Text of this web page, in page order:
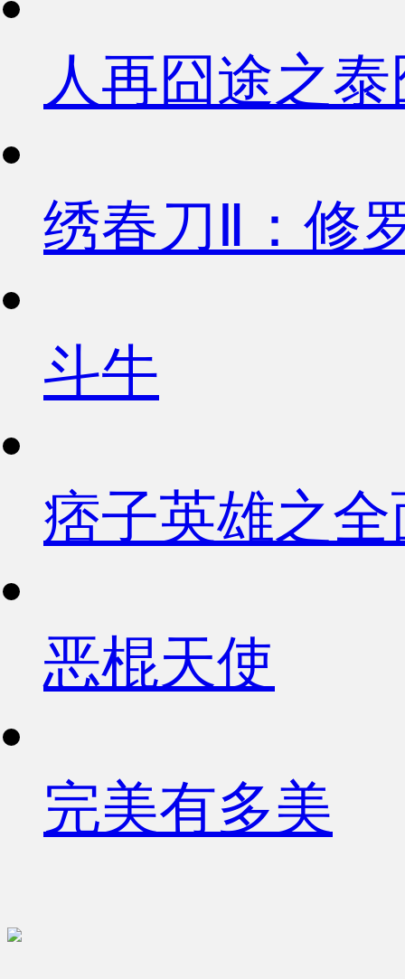
人再囧途之
绣春刀Ⅱ：修
斗牛
痞子英雄之
恶棍天使
完美有多美